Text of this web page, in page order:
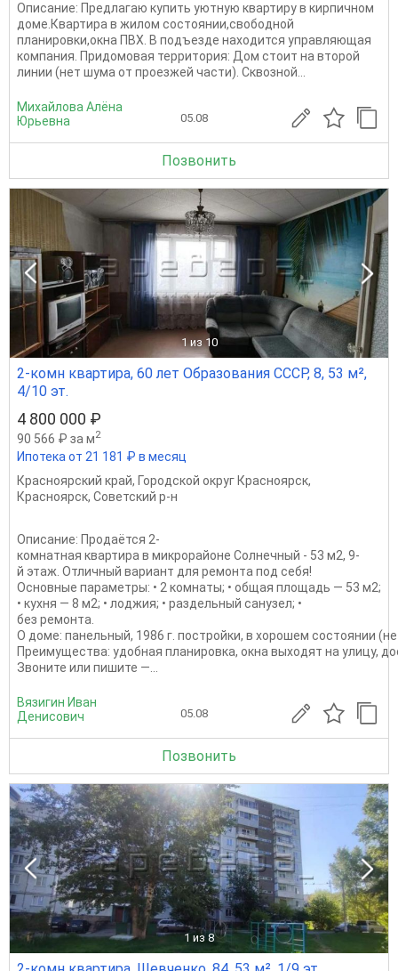
Описание: Предлагаю купить уютную квартиру в кирпичном
доме.Квартира в жилом состоянии,свободной
планировки,окна ПВХ. В подъезде находится управляющая
компания. Придомовая территория: Дом стоит на второй
линии (нет шума от проезжей части). Сквозной...
Михайлова Алёна
Юрьевна
05.08
Позвонить
1 из 10
2-комн квартира, 60 лет Образования СССР, 8, 53 м²,
4/10 эт.
4 800 000 ₽
90 566 ₽ за м2
Ипотека от 21 181 ₽ в месяц
Красноярский край, Городской округ Красноярск,
Красноярск, Советский р-н
Описание: Продаётся 2-
комнатная квартира в микрорайоне Солнечный - 53 м2, 9-
й этаж. Отличный вариант для ремонта под себя!
Основные параметры: • 2 комнаты; • общая площадь — 53 м2;
• кухня — 8 м2; • лоджия; • раздельный санузел; •
без ремонта.
О доме: панельный, 1986 г. постройки, в хорошем состоянии
Преимущества: удобная планировка, окна выходят на улицу,
Звоните или пишите —...
Вязигин Иван
Денисович
05.08
Позвонить
1 из 8